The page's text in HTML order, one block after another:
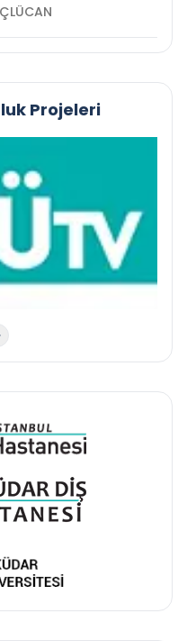
GÜÇLÜCAN
Projeleri